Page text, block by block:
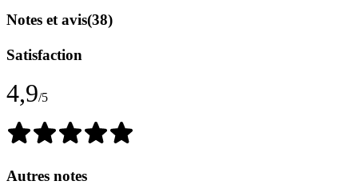
Notes et avis(38)
Satisfaction
4,9/5
Autres notes